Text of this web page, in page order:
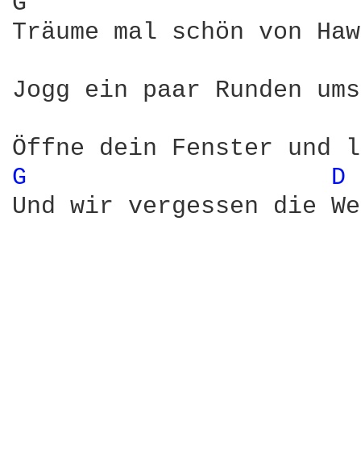
Träume mal schön von
Jogg ein paar Runden
G
D
Und wir vergessen die